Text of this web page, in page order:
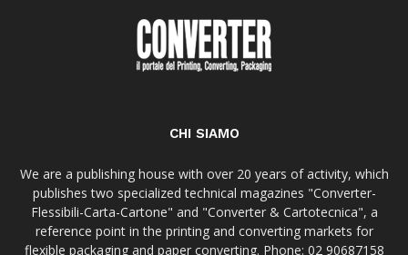
CHI SIAMO
We are a publishing house with over 20 years of activity, which
publishes two specialized technical magazines "Converter-
Flessibili-Carta-Cartone" and "Converter & Cartotecnica", a
reference point in the printing and converting markets for
flexible packaging and paper converting. Phone: 02 90687158